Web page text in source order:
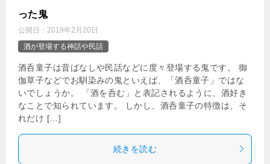
った鬼
公開日： 2019年2月20日
酒が登場する神話や民話
酒呑童子は昔ばなしや民話などに度々登場する鬼です。 御
伽草子などでお馴染みの鬼といえば、「酒呑童子」ではな
いでしょうか。 「酒を呑む」と表記されるように、酒好き
なことで知られています。 しかし、酒呑童子の特徴は、そ
れだけ […]
続きを読む